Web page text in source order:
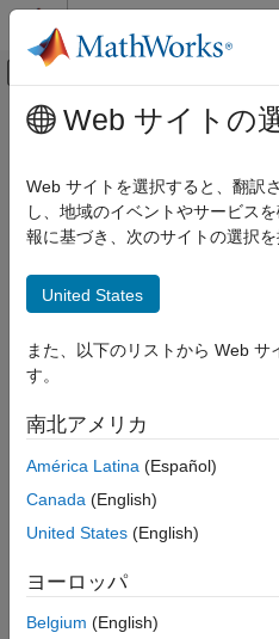
コンテンツへスキップ
オフキャンバス
ドキュメンテーションのホーム
メインコンテンツ
この情報は役
Web サイトの
Web サイトを選択すると、翻訳
し、地域のイベントやサービス
報に基づき、次のサイトの選択
United States
また、以下のリストから Web サ
す。
南北アメリカ
América Latina (Español)
Canada (English)
United States (English)
ヨーロッパ
Belgium (English)
トラストセンター
プ